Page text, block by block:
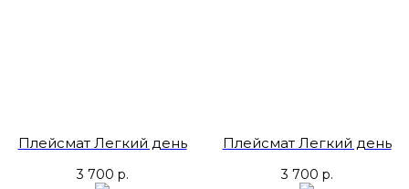
Плейсмат Легкий день
3 700 р.
Плейсмат Легкий день
3 700 р.